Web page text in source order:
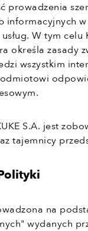
prowadzenia
informacyjnych
W tym celu
określa zasady
wszystkim
S.A. jest
tajemnicy
na
wydanych